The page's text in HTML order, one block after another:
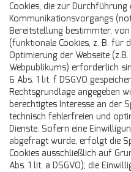
Cookies, die zur Durchführung
Kommunikationsvorgangs
Bereitstellung bestimmter,
(funktionale Cookies, z. B. für
Optimierung der Webseite
Webpublikums) erforderlich
6 Abs. 1 lit. f DSGVO
Rechtsgrundlage angegeben
berechtigtes Interesse an der
technisch fehlerfreien und
Dienste. Sofern eine
abgefragt wurde, erfolgt die
Cookies ausschließlich auf
Abs. 1 lit. a DSGVO); die